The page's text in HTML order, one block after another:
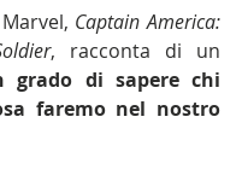
Captain America:
grado di sapere chi
faremo nel nostro